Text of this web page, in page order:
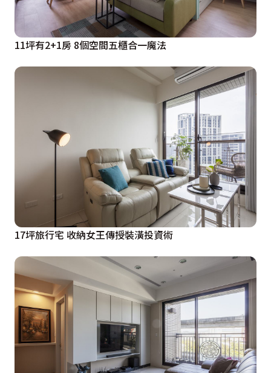
11坪有2+1房 8個空間五櫃合一魔法
17坪旅行宅 收納女王傳授裝潢投資術